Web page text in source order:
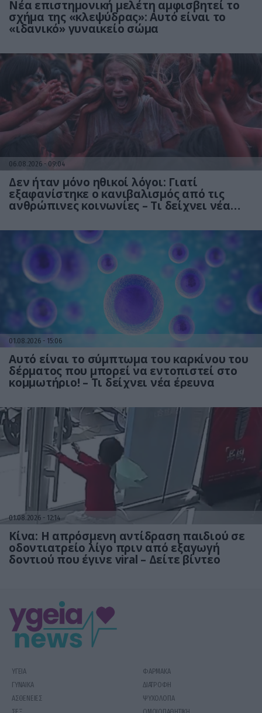
Νέα επιστημονική μελέτη αμφισβητεί το
σχήμα της «κλεψύδρας»: Αυτό είναι το
«ιδανικό» γυναικείο σώμα
06.08.2026 09:04
Δεν ήταν μόνο ηθικοί λόγοι: Γιατί
εξαφανίστηκε ο κανιβαλισμός από τις
ανθρώπινες κοινωνίες – Τι δείχνει νέα
01.08.2026 15:06
Αυτό είναι το σύμπτωμα του καρκίνου του
δέρματος που μπορεί να εντοπιστεί στο
κομμωτήριο! – Τι δείχνει νέα έρευνα
01.08.2026 12:14
Κίνα: Η απρόσμενη αντίδραση παιδιού σε
οδοντιατρείο λίγο πριν από εξαγωγή
δοντιού που έγινε viral – Δείτε βίντεο
ΥΓΕΙΑ
ΦΑΡΜΑΚΑ
ΓΥΝΑΙΚΑ
ΔΙΑΤΡΟΦΗ
ΑΣΘΕΝΕΙΕΣ
ΨΥΧΟΛΟΓΙΑ